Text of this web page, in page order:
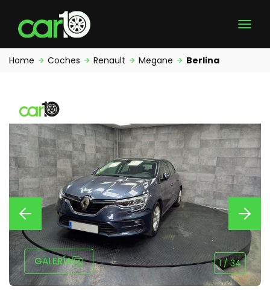
Home Coches Renault Megane Berlina
GALERÍA 1 /34